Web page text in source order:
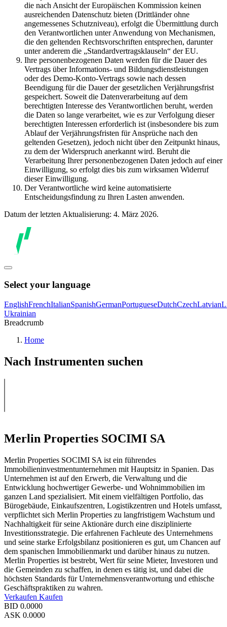
die nach Ansicht der Europäischen Kommission keinen
ausreichenden Datenschutz bieten (Drittländer ohne
angemessenes Schutzniveau), erfolgt die Übermittlung durch
den Verantwortlichen unter Anwendung von Mechanismen,
die den geltenden Rechtsvorschriften entsprechen, darunter
unter anderem die „Standardvertragsklauseln“ der EU.
Ihre personenbezogenen Daten werden für die Dauer des
Vertrags über Informations- und Bildungsdienstleistungen
oder des Demo-Konto-Vertrags sowie nach dessen
Beendigung für die Dauer der gesetzlichen Verjährungsfrist
gespeichert. Soweit die Datenverarbeitung auf dem
berechtigten Interesse des Verantwortlichen beruht, werden
die Daten so lange verarbeitet, wie es zur Verfolgung dieser
berechtigten Interessen erforderlich ist (insbesondere bis zum
Ablauf der Verjährungsfristen für Ansprüche nach den
geltenden Gesetzen), jedoch nicht über den Zeitpunkt hinaus,
zu dem der Widerspruch anerkannt wird. Beruht die
Verarbeitung Ihrer personenbezogenen Daten jedoch auf einer
Einwilligung, so erfolgt dies bis zum wirksamen Widerruf
dieser Einwilligung.
Der Verantwortliche wird keine automatisierte
Entscheidungsfindung zu Ihren Lasten anwenden.
Datum der letzten Aktualisierung: 4. März 2026.
Select your language
EnglishFrenchItalianSpanishGermanPortugueseDutchCzechLatvian
Ukrainian
Breadcrumb
Home
Nach Instrumenten suchen
Merlin Properties SOCIMI SA
Merlin Properties SOCIMI SA ist ein führendes
Immobilieninvestmentunternehmen mit Hauptsitz in Spanien. Das
Unternehmen ist auf den Erwerb, die Verwaltung und die
Entwicklung hochwertiger Gewerbe- und Wohnimmobilien im
ganzen Land spezialisiert. Mit einem vielfältigen Portfolio, das
Bürogebäude, Einkaufszentren, Logistikzentren und Hotels umfasst,
verpflichtet sich Merlin Properties zu langfristigem Wachstum und
Nachhaltigkeit für seine Aktionäre durch eine disziplinierte
Investitionsstrategie. Die erfahrenen Fachleute des Unternehmens
und seine starke Erfolgsbilanz positionieren es gut, um Chancen auf
dem spanischen Immobilienmarkt und darüber hinaus zu nutzen.
Merlin Properties ist bestrebt, Wert für seine Mieter, Investoren und
die Gemeinden zu schaffen, in denen es tätig ist, und dabei die
höchsten Standards für Unternehmensverantwortung und ethische
Geschäftspraktiken zu wahren.
Verkaufen Kaufen
BID 0.0000
ASK 0.0000